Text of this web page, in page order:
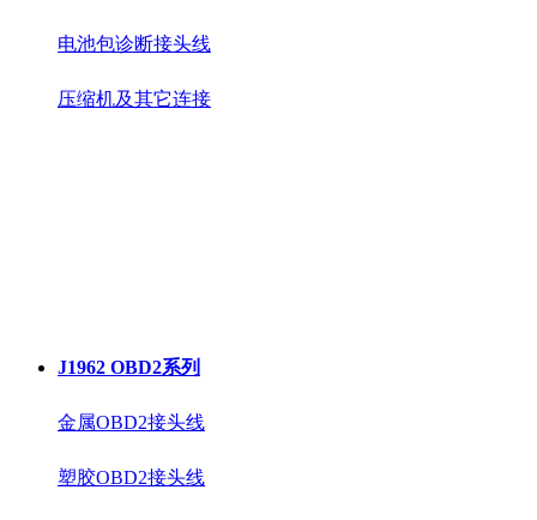
电池包诊断接头线
压缩机及其它连接
J1962 OBD2系列
金属OBD2接头线
塑胶OBD2接头线